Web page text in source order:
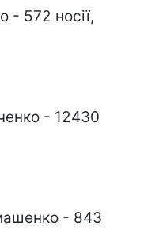
- 572 носії,
- 12430
- 843